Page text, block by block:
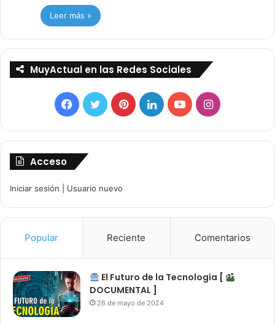
Leer más »
MuyActual en las Redes Sociales
Facebook
TwitterPinterestLinkedInYouTubeInstagram
Acceso
Iniciar sesión Usuario nuevo
Popular Reciente Comentarios
El Futuro de la Tecnología [
DOCUMENTAL ]
26 de mayo de 2024